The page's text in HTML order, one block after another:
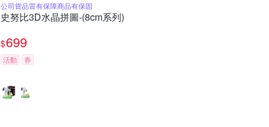
公司貨品質有保障商品有保固
史努比3D水晶拼圖-(8cm系列)
$699
活動 券